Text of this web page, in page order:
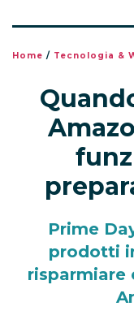
Home / Tecnologia &
Prime
prodotti
risparmiare